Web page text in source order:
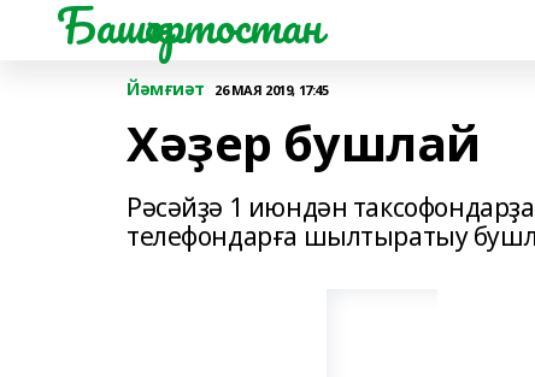
Башҡортостан
Йәмғиәт 26 МАЯ 2019, 17:45
Хәҙер бушлай
Рәсәйҙә 1 июндән
телефондарға шылтыратыу